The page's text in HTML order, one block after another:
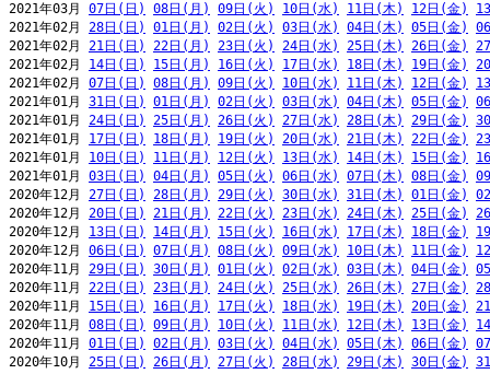
2021年03月 07日(日) 08日(月) 09日(火) 10日(水) 11日(木) 12日(金)
2021年02月 28日(日) 01日(月) 02日(火) 03日(水) 04日(木) 05日(金)
2021年02月 21日(日) 22日(月) 23日(火) 24日(水) 25日(木) 26日(金)
2021年02月 14日(日) 15日(月) 16日(火) 17日(水) 18日(木) 19日(金)
2021年02月 07日(日) 08日(月) 09日(火) 10日(水) 11日(木) 12日(金)
2021年01月 31日(日) 01日(月) 02日(火) 03日(水) 04日(木) 05日(金)
2021年01月 24日(日) 25日(月) 26日(火) 27日(水) 28日(木) 29日(金)
2021年01月 17日(日) 18日(月) 19日(火) 20日(水) 21日(木) 22日(金)
2021年01月 10日(日) 11日(月) 12日(火) 13日(水) 14日(木) 15日(金)
2021年01月 03日(日) 04日(月) 05日(火) 06日(水) 07日(木) 08日(金)
2020年12月 27日(日) 28日(月) 29日(火) 30日(水) 31日(木) 01日(金)
2020年12月 20日(日) 21日(月) 22日(火) 23日(水) 24日(木) 25日(金)
2020年12月 13日(日) 14日(月) 15日(火) 16日(水) 17日(木) 18日(金)
2020年12月 06日(日) 07日(月) 08日(火) 09日(水) 10日(木) 11日(金)
2020年11月 29日(日) 30日(月) 01日(火) 02日(水) 03日(木) 04日(金)
2020年11月 22日(日) 23日(月) 24日(火) 25日(水) 26日(木) 27日(金)
2020年11月 15日(日) 16日(月) 17日(火) 18日(水) 19日(木) 20日(金)
2020年11月 08日(日) 09日(月) 10日(火) 11日(水) 12日(木) 13日(金)
2020年11月 01日(日) 02日(月) 03日(火) 04日(水) 05日(木) 06日(金)
2020年10月 25日(日) 26日(月) 27日(火) 28日(水) 29日(木) 30日(金)